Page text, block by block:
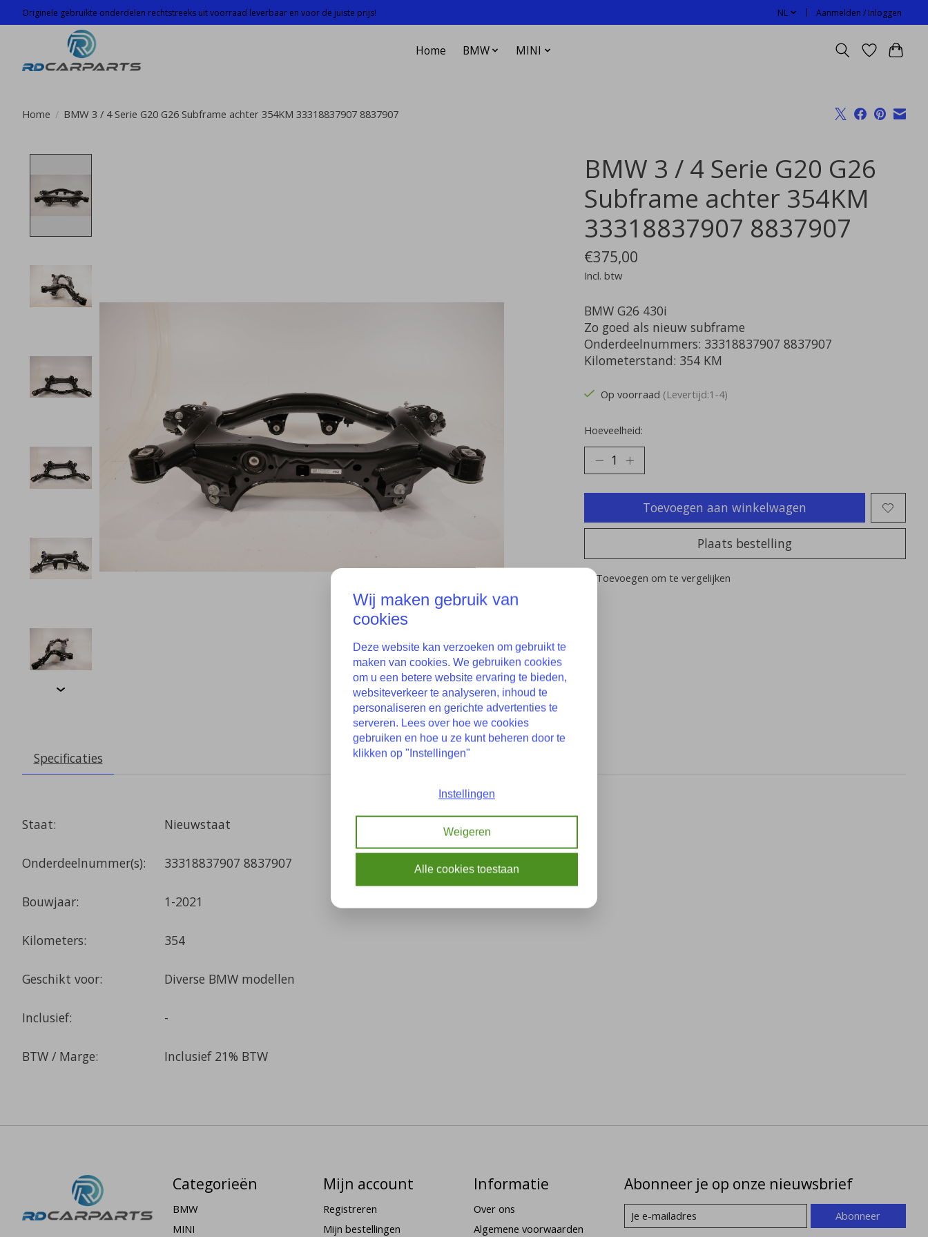
Originele gebruikte onderdelen rechtstreeks uit voorraad leverbaar en voor de juiste prijs! NL Aanmelden / Inloggen
Home BMW MINI
Home / BMW 3 / 4 Serie G20 G26 Subframe achter 354KM 33318837907 8837907
BMW 3 / 4 Serie G20 G26
Subframe achter 354KM
33318837907 8837907
€375,00
Incl. btw
BMW G26 430i
Zo goed als nieuw subframe
Onderdeelnummers: 33318837907 8837907
Kilometerstand: 354 KM
Op voorraad (Levertijd:1-4)
Hoeveelheid:
Toevoegen aan winkelwagen
Plaats bestelling
Toevoegen om te vergelijken
Specificaties
Staat: Nieuwstaat
Onderdeelnummer(s): 33318837907 8837907
Bouwjaar: 1-2021
Kilometers: 354
Geschikt voor: Diverse BMW modellen
Inclusief: -
BTW / Marge: Inclusief 21% BTW
Categorieën
BMW
MINI
Mijn account
Registreren
Mijn bestellingen
Informatie
Over ons
Algemene voorwaarden
Abonneer je op onze nieuwsbrief
Abonneer
Wij maken gebruik van
cookies
Deze website kan verzoeken om gebruikt te
maken van cookies. We gebruiken cookies
om u een betere website ervaring te bieden,
websiteverkeer te analyseren, inhoud te
personaliseren en gerichte advertenties te
serveren. Lees over hoe we cookies
gebruiken en hoe u ze kunt beheren door te
klikken op "Instellingen"
Instellingen
Weigeren
Alle cookies toestaan